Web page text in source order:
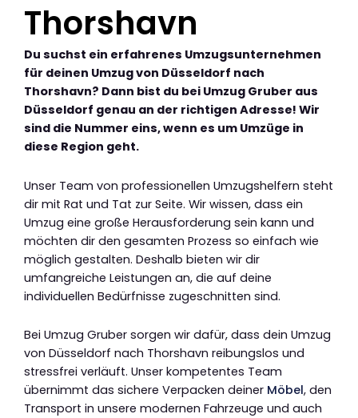
Thorshavn
Du suchst ein erfahrenes Umzugsunternehmen
für deinen Umzug von Düsseldorf nach
Thorshavn? Dann bist du bei Umzug Gruber aus
Düsseldorf genau an der richtigen Adresse! Wir
sind die Nummer eins, wenn es um Umzüge in
diese Region geht.
Unser Team von professionellen Umzugshelfern steht
dir mit Rat und Tat zur Seite. Wir wissen, dass ein
Umzug eine große Herausforderung sein kann und
möchten dir den gesamten Prozess so einfach wie
möglich gestalten. Deshalb bieten wir dir
umfangreiche Leistungen an, die auf deine
individuellen Bedürfnisse zugeschnitten sind.
Bei Umzug Gruber sorgen wir dafür, dass dein Umzug
von Düsseldorf nach Thorshavn reibungslos und
stressfrei verläuft. Unser kompetentes Team
übernimmt das sichere Verpacken deiner Möbel, den
Transport in unsere modernen Fahrzeuge und auch